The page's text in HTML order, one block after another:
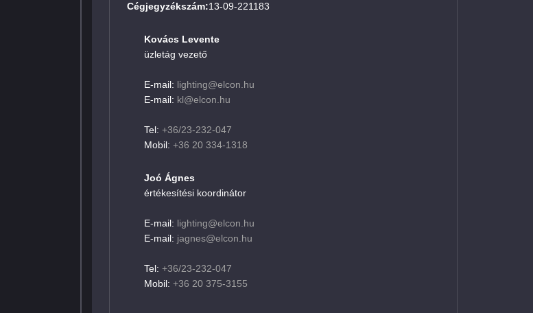
Cégjegyzékszám:13-09-221183
Kovács Levente
üzletág vezető
E-mail: lighting@elcon.hu
E-mail: kl@elcon.hu
Tel: +36/23-232-047
Mobil: +36 20 334-1318
Joó Ágnes
értékesítési koordinátor
E-mail: lighting@elcon.hu
E-mail: jagnes@elcon.hu
Tel: +36/23-232-047
Mobil: +36 20 375-3155